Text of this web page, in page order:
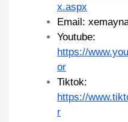
x.aspx
Email:
Youtube:
https://
or
Tiktok:
https://
r